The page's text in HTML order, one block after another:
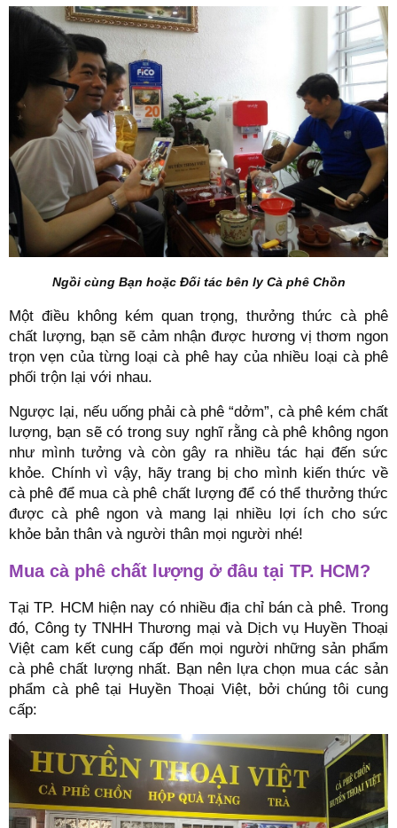
Ngồi cùng Bạn hoặc Đối tác bên ly Cà phê Chồn
Một điều không kém quan trọng, thưởng thức cà phê
chất lượng, bạn sẽ cảm nhận được hương vị thơm ngon
trọn vẹn của từng loại cà phê hay của nhiều loại cà phê
phối trộn lại với nhau.
Ngược lại, nếu uống phải cà phê “dởm”, cà phê kém chất
lượng, bạn sẽ có trong suy nghĩ rằng cà phê không ngon
như mình tưởng và còn gây ra nhiều tác hại đến sức
khỏe. Chính vì vậy, hãy trang bị cho mình kiến thức về
cà phê để mua cà phê chất lượng để có thể thưởng thức
được cà phê ngon và mang lại nhiều lợi ích cho sức
khỏe bản thân và người thân mọi người nhé!
Mua cà phê chất lượng ở đâu tại TP. HCM?
Tại TP. HCM hiện nay có nhiều địa chỉ bán cà phê. Trong
đó, Công ty TNHH Thương mại và Dịch vụ Huyền Thoại
Việt cam kết cung cấp đến mọi người những sản phẩm
cà phê chất lượng nhất. Bạn nên lựa chọn mua các sản
phẩm cà phê tại Huyền Thoại Việt, bởi chúng tôi cung
cấp: